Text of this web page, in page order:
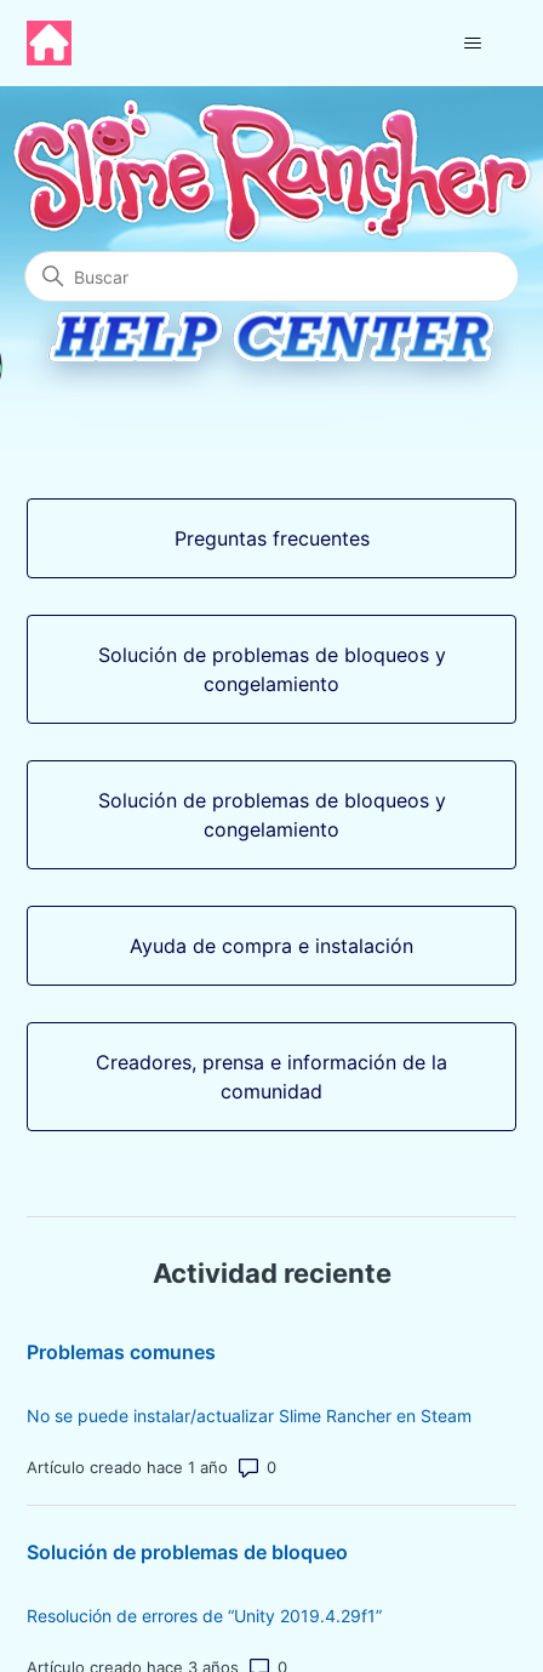
Centro de ayuda de Slime
Búsqueda
Preguntas frecuentes
Solución de problemas de bloqueos y
congelamiento
Solución de problemas de bloqueos y
congelamiento
Ayuda de compra e instalación
Creadores, prensa e información de la
comunidad
Actividad reciente
Problemas comunes
No se puede instalar/actualizar Slime Rancher en Steam
Artículo creado hace 1 año Número de comentarios: 0
Solución de problemas de bloqueo
Resolución de errores de “Unity 2019.4.29f1”
Artículo creado hace 3 años Número de comentarios: 0